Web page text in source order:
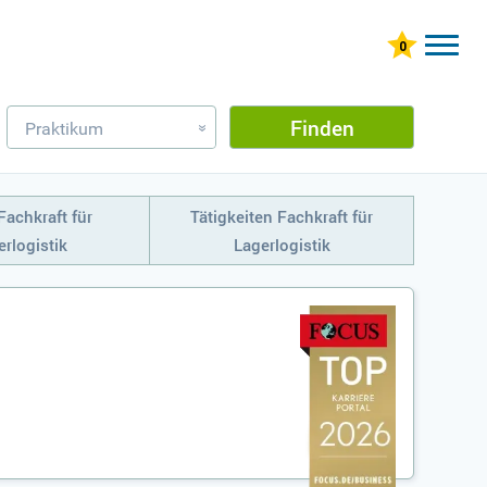
Praktikum » Finden
für
Tätigkeiten Fachkraft für
Lagerlogistik